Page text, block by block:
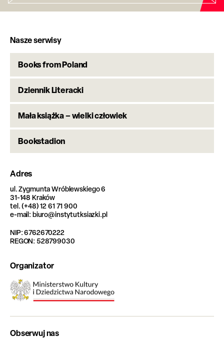
Nasze serwisy
Books from Poland
Dziennik Literacki
Mała książka – wielki człowiek
Bookstadion
Adres
ul. Zygmunta Wróblewskiego 6
31-148 Kraków
tel. (+48) 12 61 71 900
e-mail: biuro@instytutksiazki.pl
NIP: 6762670222
REGON: 528799030
Organizator
Obserwuj nas